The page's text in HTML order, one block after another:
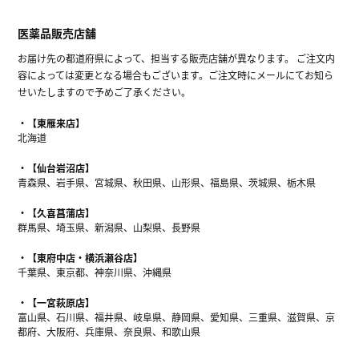
医薬品販売店舗
お届け先の都道府県によって、担当する販売店舗が異なります。 ご注文内
容によっては変更となる場合もございます。ご注文時にメールにてお知ら
せいたしますので予めご了承ください。
【東雁来店】
北海道
【仙台岩沼店】
青森県、岩手県、宮城県、秋田県、山形県、福島県、茨城県、栃木県
【久喜菖蒲店】
群馬県、埼玉県、新潟県、山梨県、長野県
【東府中店・横浜瀬谷店】
千葉県、東京都、神奈川県、沖縄県
【一宮萩原店】
富山県、石川県、福井県、岐阜県、静岡県、愛知県、三重県、滋賀県、京
都府、大阪府、兵庫県、奈良県、和歌山県